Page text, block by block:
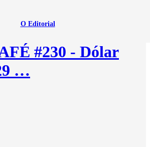
O Editorial
#230 - Dólar
…